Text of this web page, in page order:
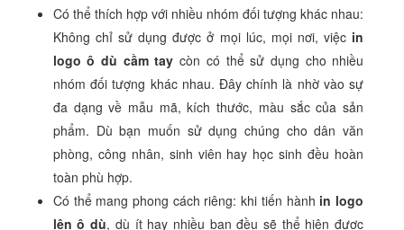
Có thể thích hợp với nhiều nhóm đối tượng khác nhau:
Không chỉ sử dụng được ở mọi lúc, mọi nơi, việc in
logo ô dù cầm tay còn có thể sử dụng cho nhiều
nhóm đối tượng khác nhau. Đây chính là nhờ vào sự
đa dạng về mẫu mã, kích thước, màu sắc của sản
phẩm. Dù bạn muốn sử dụng chúng cho dân văn
phòng, công nhân, sinh viên hay học sinh đều hoàn
toàn phù hợp.
Có thể mang phong cách riêng: khi tiến hành in logo
lên ô dù, dù ít hay nhiều bạn đều sẽ thể hiện được